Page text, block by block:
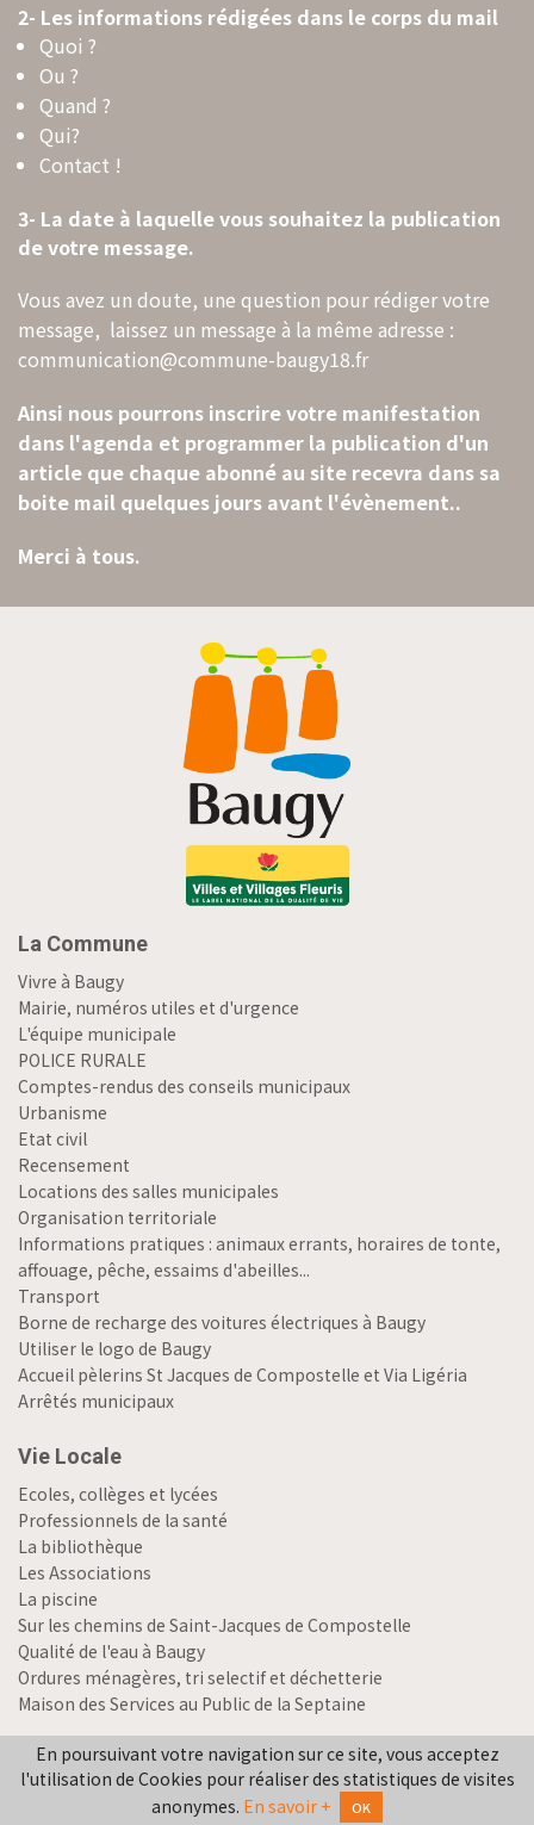
2- Les informations rédigées dans le corps du mail
Quoi ?
Ou ?
Quand ?
Qui?
Contact !
3- La date à laquelle vous souhaitez la publication
de votre message.
Vous avez un doute, une question pour rédiger votre
message, laissez un message à la même adresse :
communication@commune-baugy18.fr
Ainsi nous pourrons inscrire votre manifestation
dans l'agenda et programmer la publication d'un
article que chaque abonné au site recevra dans sa
boite mail quelques jours avant l'évènement..
Merci à tous.
La Commune
Vivre à Baugy
Mairie, numéros utiles et d'urgence
L'équipe municipale
POLICE RURALE
Comptes-rendus des conseils municipaux
Urbanisme
Etat civil
Recensement
Locations des salles municipales
Organisation territoriale
Informations pratiques : animaux errants, horaires de tonte,
affouage, pêche, essaims d'abeilles...
Transport
Borne de recharge des voitures électriques à Baugy
Utiliser le logo de Baugy
Accueil pèlerins St Jacques de Compostelle et Via Ligéria
Arrêtés municipaux
Vie Locale
Ecoles, collèges et lycées
Professionnels de la santé
La bibliothèque
Les Associations
La piscine
Sur les chemins de Saint-Jacques de Compostelle
Qualité de l'eau à Baugy
Ordures ménagères, tri selectif et déchetterie
Maison des Services au Public de la Septaine
Artisans, commerçants et services
Consulter la liste des professionnels de commune
En poursuivant votre navigation sur ce site, vous acceptez
l'utilisation de Cookies pour réaliser des statistiques de visites
anonymes. En savoir + OK